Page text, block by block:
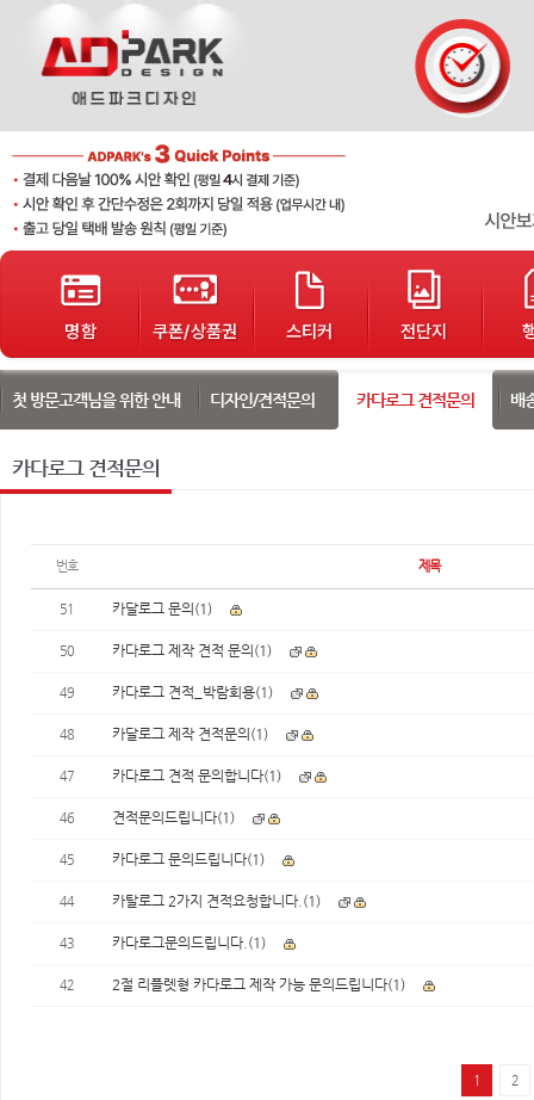
가표 샘플디자인 개인결제
첫 방문고객님을 위한 안내 디자인/견적문의 카다로그 견적문의 배
카다로그 견적문의
번호 제목
51 카달로그 문의 (1)
50 카다로그 제작 견적 문의 (1)
49 카다로그 견적_박람회용(1)
48 카달로그 제작 견적문의 (1)
47 카다로그 견적 문의합니다(1)
46 견적문의드립니다(1)
45 카다로그 문의드립니다(1)
44 카탈로그 2가지 견적요청합니다. (1)
43 카다로그문의드립니다. (1)
42 2절 리플렛형 카다로그 제작 가능 문의드립니다(1)
1 2